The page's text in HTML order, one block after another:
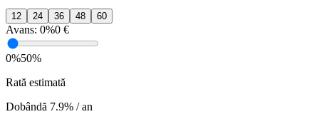
12 24 36 48 60
Avans: 0%0 €
0%50%
Rată estimată
Dobândă 7.9% / an